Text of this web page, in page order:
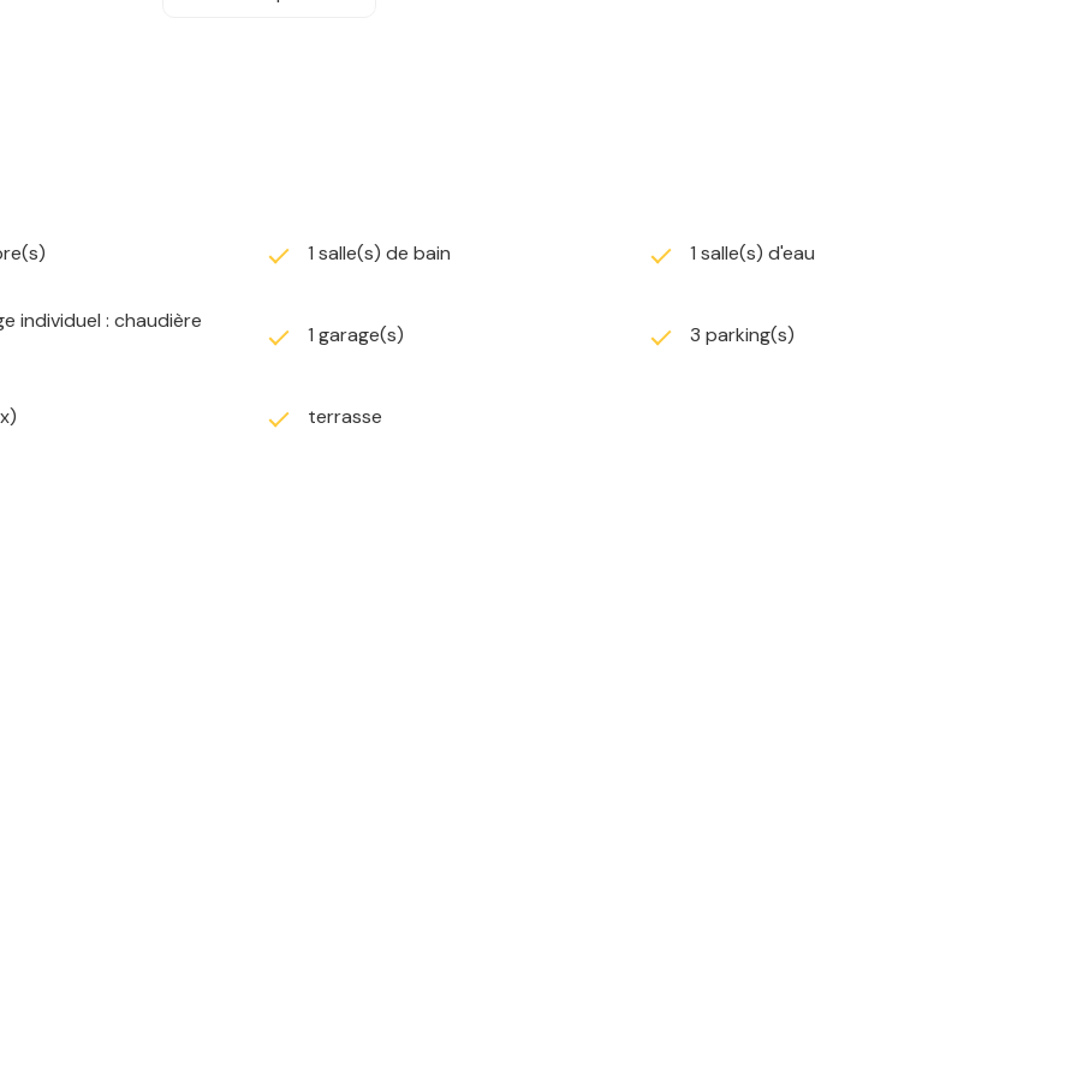
jardin entièrement clos et d’un environnement résidentiel calme et recherché.
idéale pour une famille en quête de tranquillité sur un secteur prisé.
1 salle(s) de bain 1 salle(s) d'eau
individuel : chaudière
1 garage(s) 3 parking(s)
terrasse